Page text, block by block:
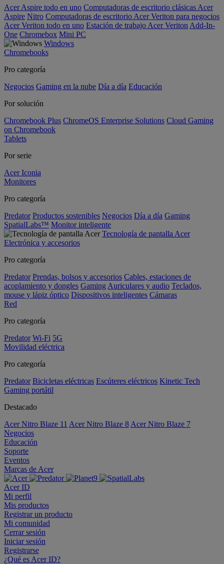
Acer Aspire todo en uno Computadoras de escritorio clásicas Acer
Aspire Nitro Computadoras de escritorio Acer Veriton para negocios
Acer Veriton todo en uno Estación de trabajo Acer Veriton Add-In-
One Chromebox Mini PC
Windows
Chromebooks
Pro categoría
Negocios Gaming en la nube Día a día Educación
Por solución
Chromebook Plus ChromeOS Enterprise Solutions Cloud Gaming
on Chromebook
Tablets
Por serie
Acer Iconia
Monitores
Pro categoría
Predator Productos sostenibles Negocios Día a día Gaming
SpatialLabs™ Monitor inteligente
Tecnología de pantalla Acer
Electrónica y accesorios
Pro categoría
Predator Prendas, bolsos y accesorios Cables, estaciones de
acoplamiento y dongles Gaming Auriculares y audio Teclados,
mouse y lápiz óptico Dispositivos inteligentes Cámaras
Red
Pro categoría
Predator Wi-Fi 5G
Movilidad eléctrica
Pro categoría
Predator Bicicletas eléctricas Escúteres eléctricos Kinetic Tech
Gaming portátil
Destacado
Acer Nitro Blaze 11 Acer Nitro Blaze 8 Acer Nitro Blaze 7
Negocios
Educación
Soporte
Eventos
Marcas de Acer
Acer ID
Mi perfil
Mis productos
Registrar un producto
Mi comunidad
Cerrar sesión
Iniciar sesión
Registrarse
¿Qué es Acer ID?